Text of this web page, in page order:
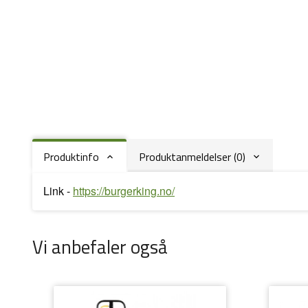
Produktinfo Produktanmeldelser (0)
Link - https://burgerking.no/
Vi anbefaler også